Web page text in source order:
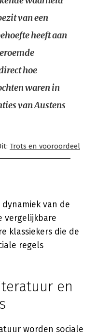
van een
heeft aan
hoe
waren in
van Austens
Trots en vooroordeel
dynamiek van de
vergelijkbare
klassiekers die de
regels
en
worden sociale